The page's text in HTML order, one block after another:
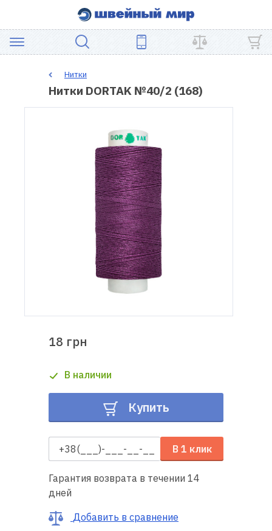
ШВЕЙНОЕ
Ремонт
швейной
Полезные
советы
Контакты
Нитки
Нитки DORTAK №40/2 (168)
18 грн
В наличии
Купить
В 1 клик
Гарантия возврата в течении 14
дней
Добавить в сравнение